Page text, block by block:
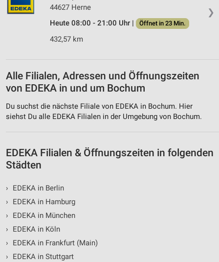
❯
44627 Herne
Heute 08:00 - 21:00 Uhr |
Öffnet in 23 Min.
432,57 km
Alle Filialen, Adressen und Öffnungszeiten
von EDEKA in und um Bochum
Du suchst die nächste Filiale von EDEKA in Bochum. Hier
siehst Du alle EDEKA Filialen in der Umgebung von Bochum.
EDEKA Filialen & Öffnungszeiten in folgenden
Städten
›
EDEKA in Berlin
›
EDEKA in Hamburg
›
EDEKA in München
›
EDEKA in Köln
›
EDEKA in Frankfurt (Main)
›
EDEKA in Stuttgart